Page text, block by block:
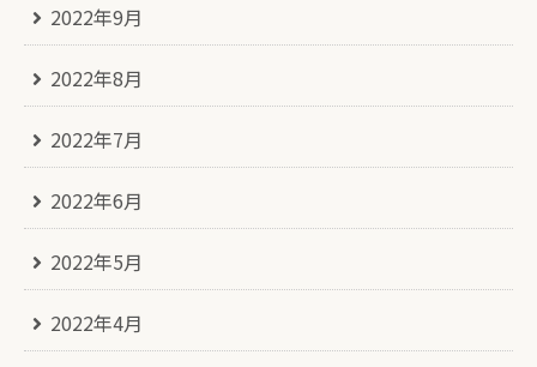
2022年9月
2022年8月
2022年7月
2022年6月
2022年5月
2022年4月